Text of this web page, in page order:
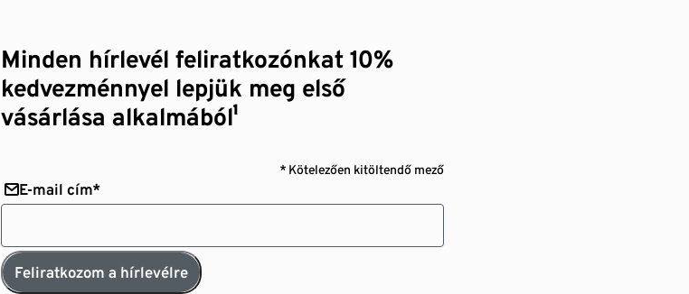
Minden hírlevél feliratkozónkat 10%
kedvezménnyel lepjük meg első
vásárlása alkalmából¹
* Kötelezően kitöltendő mező
E-mail cím*
Feliratkozom a hírlevélre